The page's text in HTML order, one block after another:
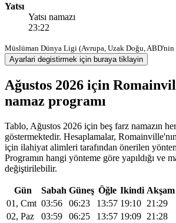
Yatsı
Yatsı namazı
23:22
Müslüman Dünya Ligi (Avrupa, Uzak Doğu, ABD'nin
Ayarlari degistirmek için buraya tiklayin
Ağustos 2026 için
namaz programı
Tablo, Ağustos 2026 için beş farz namazın
göstermektedir. Hesaplamalar,
için ilahiyat alimleri tarafından önerilen
Programın hangi yönteme göre yapıldığı ve
değiştirilebilir.
Gün Sabah Güneş Öğle Ikindi Akşam
01, Cmt 03:56 06:23 13:57 19:10 21:29
02, Paz
03:59 06:25 13:57 19:09 21:28